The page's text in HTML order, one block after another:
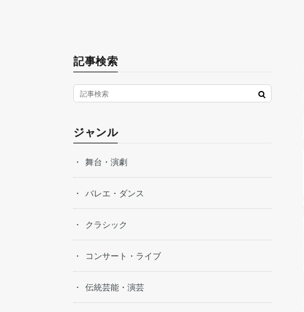
記事検索
ジャンル
舞台・演劇
バレエ・ダンス
クラシック
コンサート・ライブ
伝統芸能・演芸